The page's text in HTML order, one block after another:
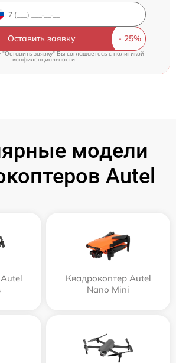
Оставить заявку
заявку" Вы соглашаетесь c политикой
конфиденциальности
модели
Autel
Квадрокоптер Autel
Nano Mini